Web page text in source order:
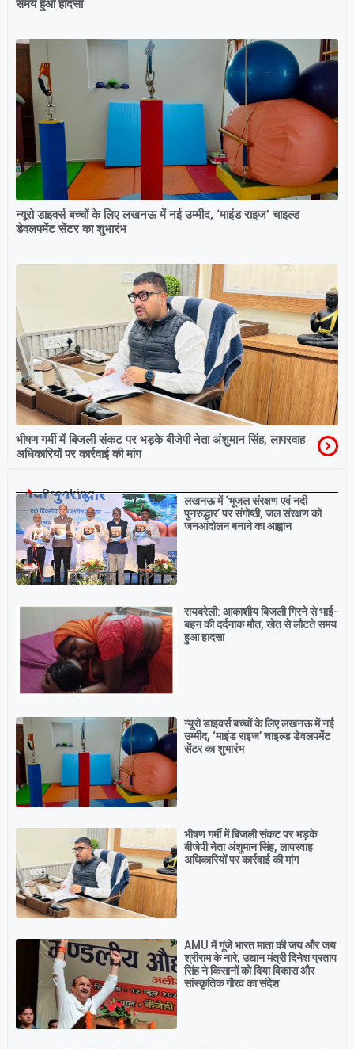
समय हुआ हादसा
न्यूरो डाइवर्स बच्चों के लिए लखनऊ में नई उम्मीद, ‘माइंड राइज’ चाइल्ड
डेवलपमेंट सेंटर का शुभारंभ
भीषण गर्मी में बिजली संकट पर भड़के बीजेपी नेता अंशुमान सिंह, लापरवाह
अधिकारियों पर कार्रवाई की मांग
Breaking
लखनऊ में ‘भूजल संरक्षण एवं नदी
पुनरुद्धार’ पर संगोष्ठी, जल संरक्षण को
जनआंदोलन बनाने का आह्वान
रायबरेली: आकाशीय बिजली गिरने से भाई-
बहन की दर्दनाक मौत, खेत से लौटते समय
हुआ हादसा
न्यूरो डाइवर्स बच्चों के लिए लखनऊ में नई
उम्मीद, ‘माइंड राइज’ चाइल्ड डेवलपमेंट
सेंटर का शुभारंभ
भीषण गर्मी में बिजली संकट पर भड़के
बीजेपी नेता अंशुमान सिंह, लापरवाह
अधिकारियों पर कार्रवाई की मांग
AMU में गूंजे भारत माता की जय और जय
श्रीराम के नारे, उद्यान मंत्री दिनेश प्रताप
सिंह ने किसानों को दिया विकास और
सांस्कृतिक गौरव का संदेश